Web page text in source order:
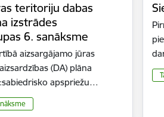
teritoriju dabas
izstrādes
6. sanāksme
aizsargājamo jūras
(DA) plāna
apspriežu…